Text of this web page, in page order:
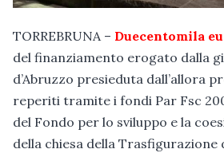
TORREBRUNA – Duecentomila
del finanziamento erogato dalla
d’Abruzzo presieduta dall’allora
reperiti tramite i fondi Par Fsc
del Fondo per lo sviluppo e la
della chiesa della